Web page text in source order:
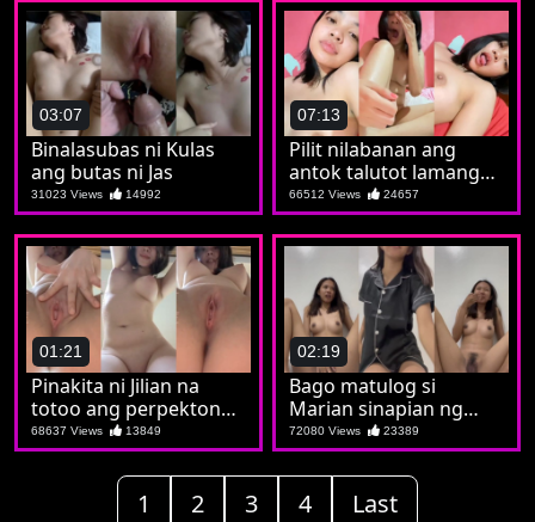
03:07
Binalasubas ni Kulas
ang butas ni Jas
31023 Views 14992
07:13
Pilit nilabanan ang
antok talutot lamang
ay matusok
66512 Views 24657
01:21
Pinakita ni Jilian na
totoo ang perpektong
lagusan
68637 Views 13849
02:19
Bago matulog si
Marian sinapian ng
espirito ng kalibugan
72080 Views 23389
1 2 3 4 Last